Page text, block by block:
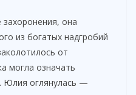
она
из богатых надгробий
от
могла означать
Юлия оглянулась —